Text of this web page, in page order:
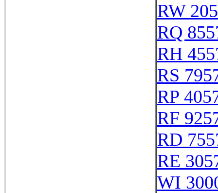
RW
RQ
RH
RS
RP
RF
RD
RE
WI